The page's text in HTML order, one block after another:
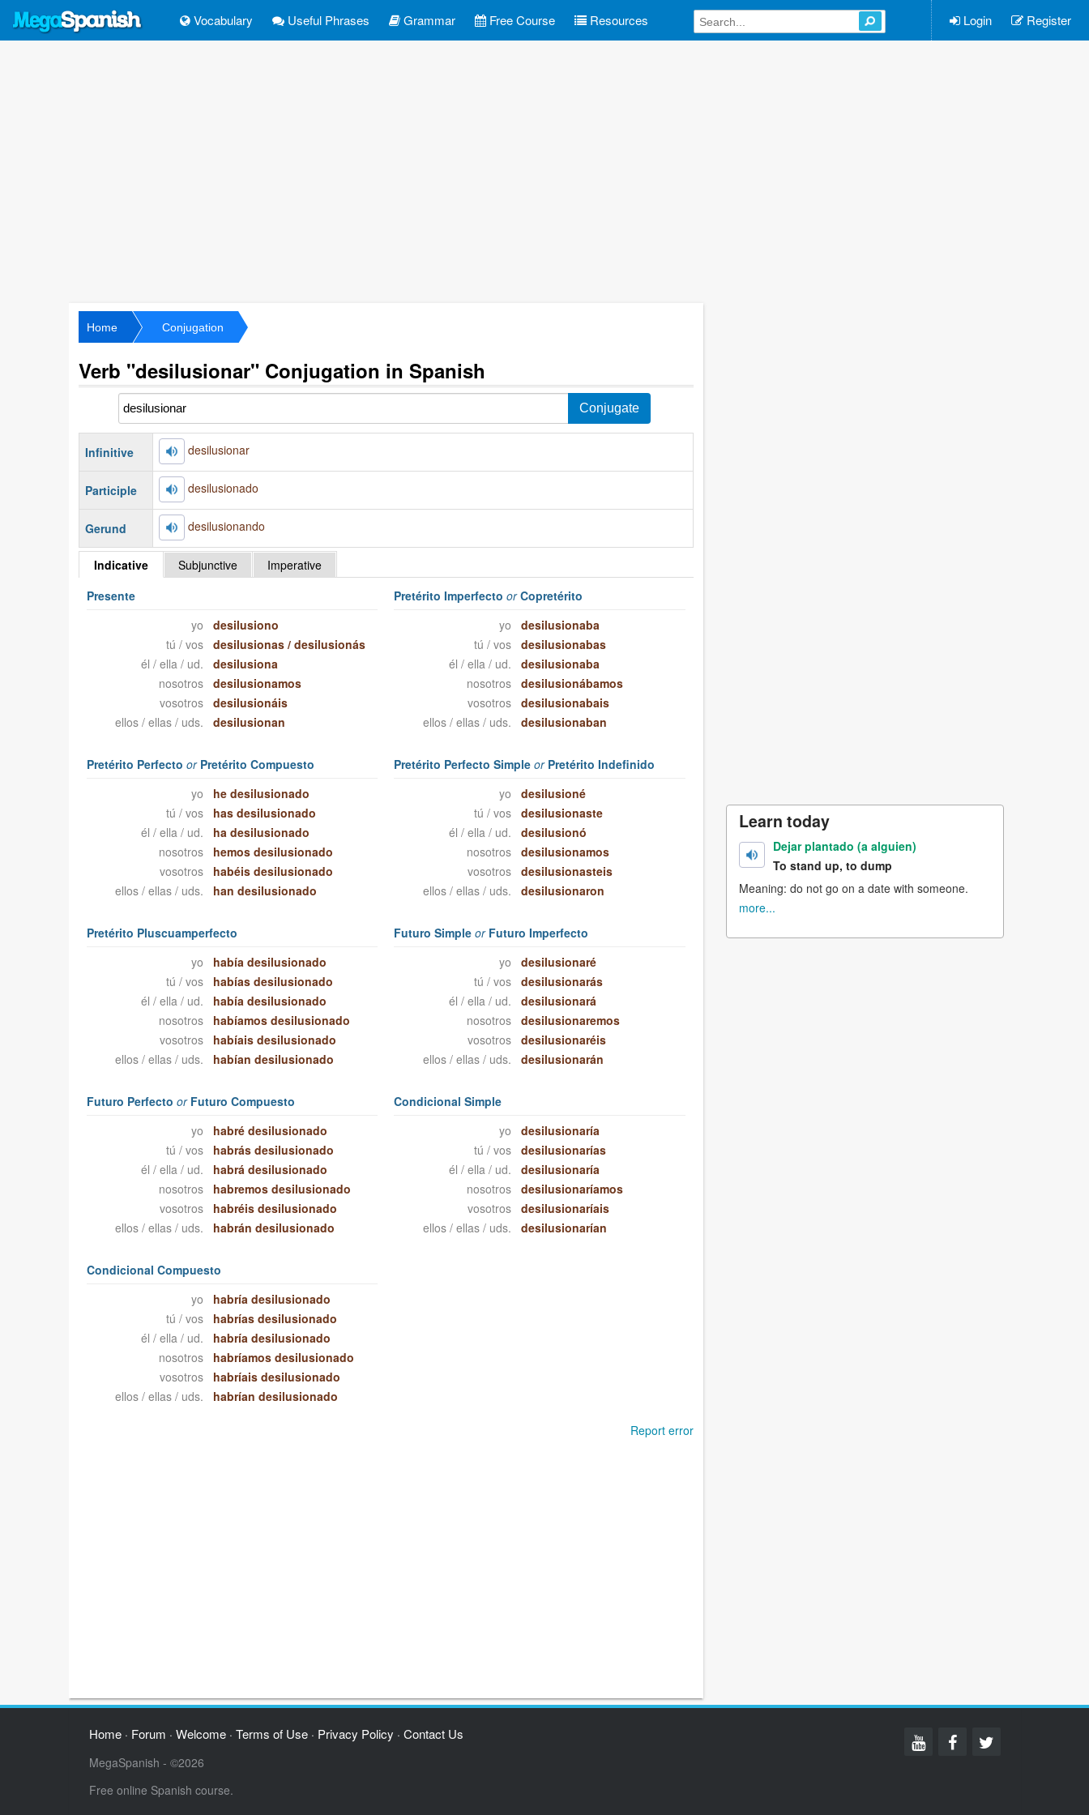
Vocabulary Useful Phrases Grammar Free Course Resources Login Register
Home Conjugation
Verb "desilusionar" Conjugation in Spanish
Infinitive desilusionar
Participle desilusionado
Gerund desilusionando
Indicative Subjunctive
Imperative
Presente
yo
desilusiono
tú / vos
desilusionas /desilusionás
él / ella / ud.
desilusiona
nosotros
desilusionamos
vosotros
desilusionáis
ellos / ellas / uds.
desilusionan
Pretérito ImperfectoorCopretérito
yo
desilusionaba
tú / vos
desilusionabas
él / ella / ud.
desilusionaba
nosotros
desilusionábamos
vosotros
desilusionabais
ellos / ellas / uds.
desilusionaban
Pretérito Perfecto orPretérito Compuesto
yo
he desilusionado
tú / vos
has desilusionado
él / ella / ud.
ha desilusionado
nosotros
hemos desilusionado
vosotros
habéis desilusionado
ellos / ellas / uds.
han desilusionado
Pretérito Perfecto SimpleorPretérito Indefinido
yo
desilusioné
tú / vos
desilusionaste
él / ella / ud.
desilusionó
nosotros
desilusionamos
vosotros
desilusionasteis
ellos / ellas / uds.
desilusionaron
Pretérito Pluscuamperfecto
yo
había desilusionado
tú / vos
habías desilusionado
él / ella / ud.
había desilusionado
nosotros
habíamos desilusionado
vosotros
habíais desilusionado
ellos / ellas / uds.
habían desilusionado
Futuro SimpleorFuturo Imperfecto
yo
desilusionaré
tú / vos
desilusionarás
él / ella / ud.
desilusionará
nosotros
desilusionaremos
vosotros
desilusionaréis
ellos / ellas / uds.
desilusionarán
Futuro Perfecto orFuturo Compuesto
yo
habré desilusionado
tú / vos
habrás desilusionado
él / ella / ud.
habrá desilusionado
nosotros
habremos desilusionado
vosotros
habréis desilusionado
ellos / ellas / uds.
habrán desilusionado
Condicional Simple
yo
desilusionaría
tú / vos
desilusionarías
él / ella / ud.
desilusionaría
nosotros
desilusionaríamos
vosotros
desilusionaríais
ellos / ellas / uds.
desilusionarían
Condicional Compuesto
yo
habría desilusionado
tú / vos
habrías desilusionado
él / ella / ud.
habría desilusionado
nosotros
habríamos desilusionado
vosotros
habríais desilusionado
ellos / ellas / uds.
habrían desilusionado
Report error
Learn today
Dejar plantado (a alguien)
To stand up, to dump
Meaning: do not go on a date with someone.
more...
Home· Forum · Welcome· Terms of Use· Privacy Policy · Contact Us
MegaSpanish - ©2026
Free online Spanish course.